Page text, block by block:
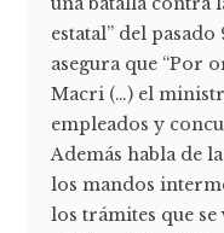
estatal” del
asegura que “Por
Macri (…) el
empleados y
Además habla de
los mandos
los trámites que